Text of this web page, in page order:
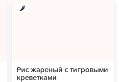
Рис жареный с тигровыми
креветками